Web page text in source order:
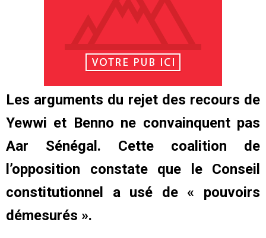
Les arguments du rejet des recours de
Yewwi et Benno ne convainquent pas
Aar Sénégal. Cette coalition de
l’opposition constate que le Conseil
constitutionnel a usé de « pouvoirs
démesurés ».